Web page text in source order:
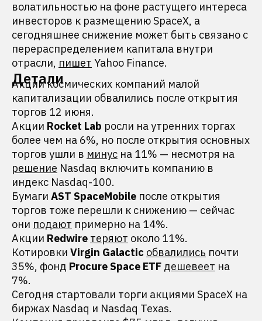
волатильностью на фоне растущего интереса
инвесторов к размещению SpaceX, а
сегодняшнее снижение может быть связано с
перераспределением капитала внутри
отрасли, пишет Yahoo Finance.
Детали
Акции космических компаний малой
капитализации обвалились после открытия
торгов 12 июня.
Акции Rocket Lab росли на утренних торгах
более чем на 6%, но после открытия основных
торгов ушли в минус на 11% — несмотря на
решение Nasdaq включить компанию в
индекс Nasdaq-100.
Бумаги AST SpaceMobile после открытия
торгов тоже перешли к снижению — сейчас
они подают примерно на 14%.
Акции Redwire теряют около 11%.
Котировки Virgin Galactic обвалились почти
35%, фонд Procure Space ETF дешевеет на
7%.
Сегодня стартовали торги акциями SpaceX на
биржах Nasdaq и Nasdaq Texas.